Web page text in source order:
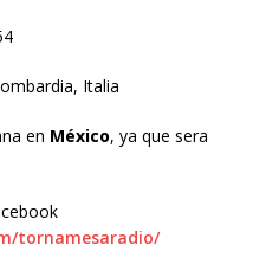
Italia
en México, ya que sera
tornamesaradio/